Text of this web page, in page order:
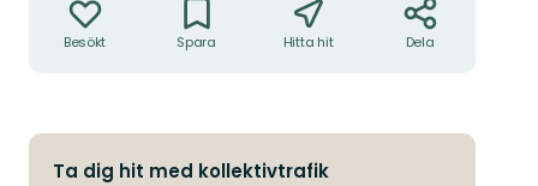
Besökt Spara Hitta hit Dela
Ta dig hit med kollektivtrafik